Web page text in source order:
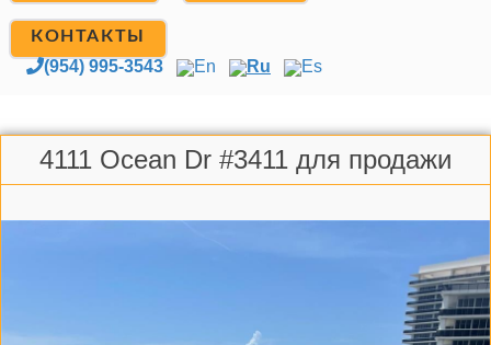
КОНТАКТЫ
(954) 995-3543 En Ru Es
4111 Ocean Dr #3411 для продажи